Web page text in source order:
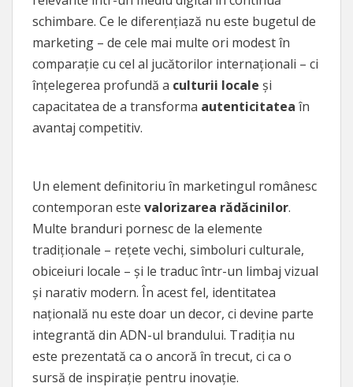
schimbare. Ce le diferențiază nu este bugetul de
marketing – de cele mai multe ori modest în
comparație cu cel al jucătorilor internaționali – ci
înțelegerea profundă a culturii locale și
capacitatea de a transforma autenticitatea în
avantaj competitiv.
Un element definitoriu în marketingul românesc
contemporan este valorizarea rădăcinilor.
Multe branduri pornesc de la elemente
tradiționale – rețete vechi, simboluri culturale,
obiceiuri locale – și le traduc într-un limbaj vizual
și narativ modern. În acest fel, identitatea
națională nu este doar un decor, ci devine parte
integrantă din ADN-ul brandului. Tradiția nu
este prezentată ca o ancoră în trecut, ci ca o
sursă de inspirație pentru inovație.